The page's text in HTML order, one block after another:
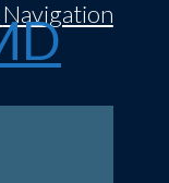
Navigation